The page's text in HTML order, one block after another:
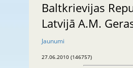
Baltkrievijas
Latvijā A.M.
Jaunumi
27.06.2010 (146757)